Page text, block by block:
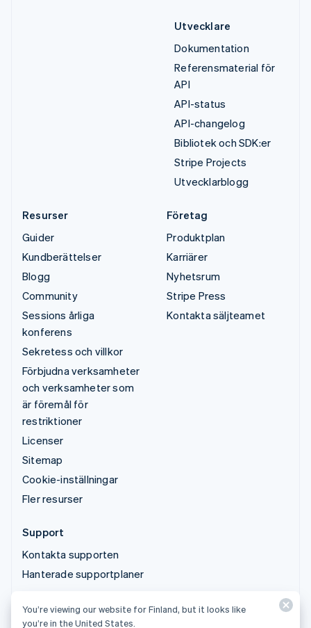
Utvecklare
Dokumentation
Referensmaterial för
API
API-status
API-changelog
Bibliotek och SDK:er
Stripe Projects
Utvecklarblogg
Resurser
Guider
Kundberättelser
Blogg
Community
Sessions årliga
konferens
Sekretess och villkor
Förbjudna verksamheter
och verksamheter som
är föremål för
restriktioner
Licenser
Sitemap
Cookie-inställningar
Fler resurser
Företag
Produktplan
Karriärer
Nyhetsrum
Stripe Press
Kontakta säljteamet
Support
Kontakta supporten
Hanterade supportplaner
© 2026 Stripe, LLC
You’re viewing our website for Finland, but it looks like
you’re in the United States.